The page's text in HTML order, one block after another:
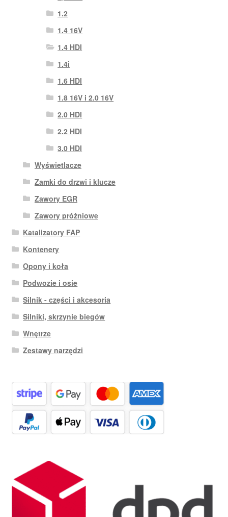
1.2
1.4 16V
1.4 HDI
1.4i
1.6 HDI
1.8 16V i 2.0 16V
2.0 HDI
2.2 HDI
3.0 HDI
Wyświetlacze
Zamki do drzwi i klucze
Zawory EGR
Zawory próżniowe
Katalizatory FAP
Kontenery
Opony i koła
Podwozie i osie
Silnik - części i akcesoria
Silniki, skrzynie biegów
Wnętrze
Zestawy narzędzi